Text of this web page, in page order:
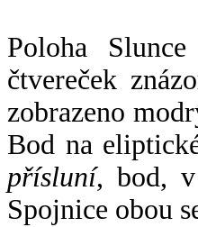
Poloha
čtvereček
zobrazeno
Bod na
přísluní, bod,
Spojnice obou